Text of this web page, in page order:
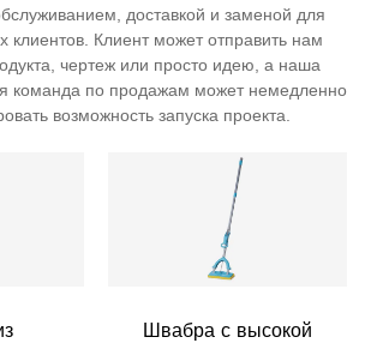
доставкой и заменой для
клиентов. Клиент может отправить нам
чертеж или просто идею, а наша
команда по продажам может немедленно
возможность запуска проекта.
Швабра с высокой